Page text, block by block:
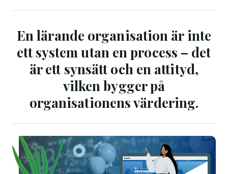
En lärande organisation är inte
ett system utan en process – det
är ett synsätt och en attityd,
vilken bygger på
organisationens värdering.